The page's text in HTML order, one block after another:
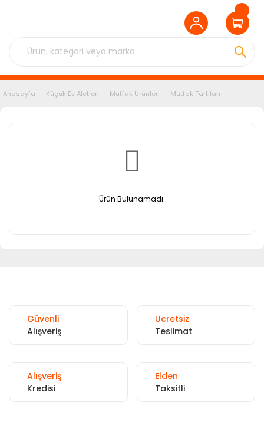
Anasayfa Küçük Ev Aletleri Mutfak Ürünleri Mutfak Tartıları
Ürün Bulunamadı.
Güvenli
Alışveriş
Ücretsiz
Teslimat
Alışveriş
Kredisi
Elden
Taksitli